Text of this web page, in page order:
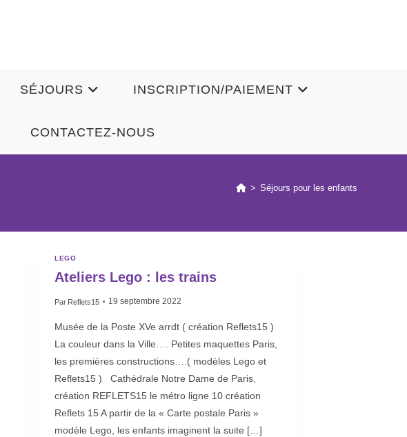
SÉJOURS INSCRIPTION/PAIEMENT
CONTACTEZ-NOUS
> Séjours pour les enfants
LEGO
Ateliers Lego : les trains
Par Reflets15 19 septembre 2022
Musée de la Poste XVe arrdt ( création Reflets15 )
La couleur dans la Ville…. Petites maquettes Paris,
les premières constructions….( modèles Lego et
Reflets15 ) Cathédrale Notre Dame de Paris,
création REFLETS15 le métro ligne 10 création
Reflets 15 A partir de la « Carte postale Paris »
modèle Lego, les enfants imaginent la suite […]